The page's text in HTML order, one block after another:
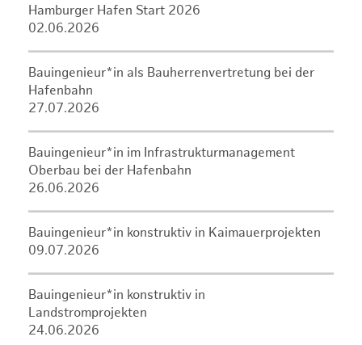
Hamburger Hafen Start 2026
02.06.2026
Bauingenieur*in als Bauherrenvertretung bei der
Hafenbahn
27.07.2026
Bauingenieur*in im Infrastrukturmanagement
Oberbau bei der Hafenbahn
26.06.2026
Bauingenieur*in konstruktiv in Kaimauerprojekten
09.07.2026
Bauingenieur*in konstruktiv in
Landstromprojekten
24.06.2026